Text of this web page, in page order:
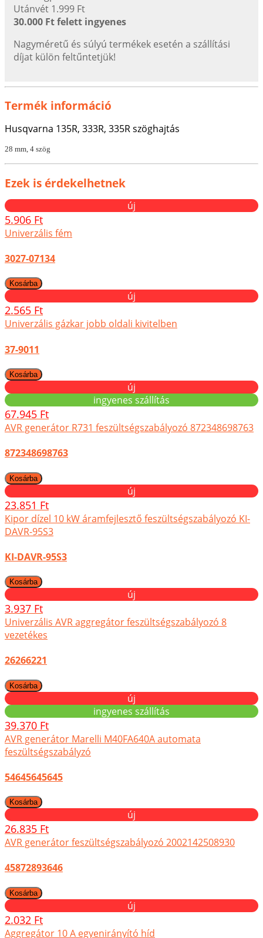
Utánvét 1.999 Ft
30.000 Ft felett ingyenes
Nagyméretű és súlyú termékek esetén a szállítási
díjat külön feltűntetjük!
Termék információ
Husqvarna 135R, 333R, 335R szöghajtás
28 mm, 4 szög
Ezek is érdekelhetnek
új
5.906 Ft
Univerzális fém
3027-07134
új
2.565 Ft
Univerzális gázkar jobb oldali kivitelben
37-9011
új
ingyenes szállítás
67.945 Ft
AVR generátor R731 feszültségszabályozó 872348698763
872348698763
új
23.851 Ft
Kipor dízel 10 kW áramfejlesztő feszültségszabályozó KI-
DAVR-95S3
KI-DAVR-95S3
új
3.937 Ft
Univerzális AVR aggregátor feszültségszabályozó 8
vezetékes
26266221
új
ingyenes szállítás
39.370 Ft
AVR generátor Marelli M40FA640A automata
feszültségszabályzó
54645645645
új
26.835 Ft
AVR generátor feszültségszabályozó 2002142508930
45872893646
új
2.032 Ft
Aggregátor 10 A egyenirányító híd